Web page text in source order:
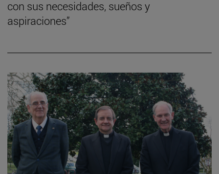
con sus necesidades, sueños y
aspiraciones”